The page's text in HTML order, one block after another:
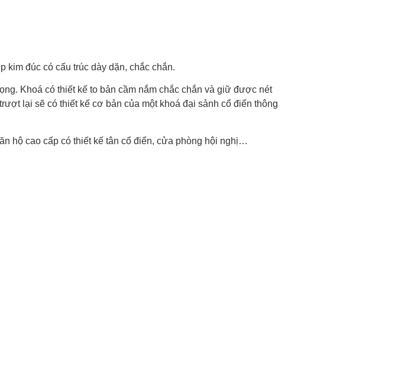
kim đúc có cấu trúc dày dặn, chắc chắn.
Khoá có thiết kế to bản cầm nắm chắc chắn và giữ được nét
lại sẽ có thiết kế cơ bản của một khoá đại sảnh cổ điển thông
hộ cao cấp có thiết kế tân cổ điển, cửa phòng hội nghị…